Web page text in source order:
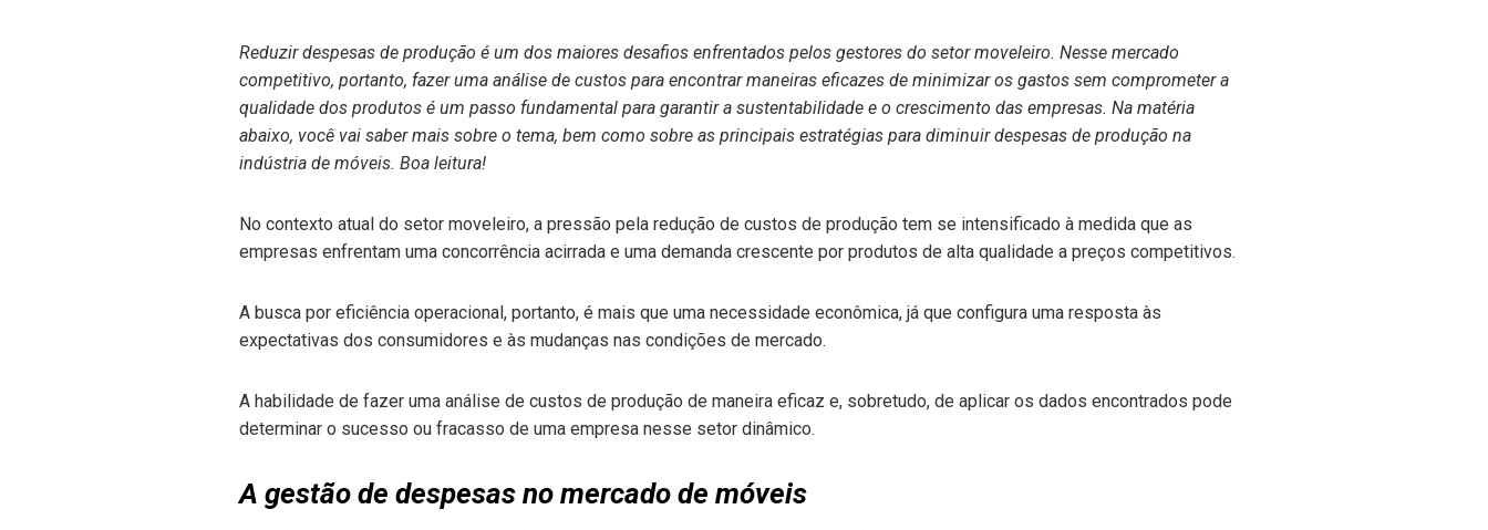
Reduzir despesas de produção é um dos maiores desafios enfrentados pelos gestores do setor moveleiro. Nesse mercado
competitivo, portanto, fazer uma análise de custos para encontrar maneiras eficazes de minimizar os gastos sem comprometer a
qualidade dos produtos é um passo fundamental para garantir a sustentabilidade e o crescimento das empresas. Na matéria
abaixo, você vai saber mais sobre o tema, bem como sobre as principais estratégias para diminuir despesas de produção na
indústria de móveis. Boa leitura!
No contexto atual do setor moveleiro, a pressão pela redução de custos de produção tem se intensificado à medida que as
empresas enfrentam uma concorrência acirrada e uma demanda crescente por produtos de alta qualidade a preços competitivos.
A busca por eficiência operacional, portanto, é mais que uma necessidade econômica, já que configura uma resposta às
expectativas dos consumidores e às mudanças nas condições de mercado.
A habilidade de fazer uma análise de custos de produção de maneira eficaz e, sobretudo, de aplicar os dados encontrados pode
determinar o sucesso ou fracasso de uma empresa nesse setor dinâmico.
A gestão de despesas no mercado de móveis